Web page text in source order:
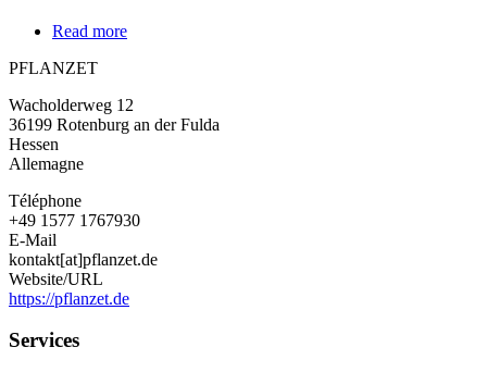
Read more
PFLANZET
Wacholderweg 12
36199 Rotenburg an der Fulda
Hessen
Allemagne
Téléphone
+49 1577 1767930
E-Mail
kontakt[at]pflanzet.de
Website/URL
https://pflanzet.de
Services